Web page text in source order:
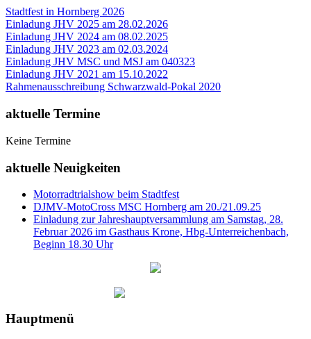
Stadtfest in Hornberg 2026
Einladung JHV 2025 am 28.02.2026
Einladung JHV 2024 am 08.02.2025
Einladung JHV 2023 am 02.03.2024
Einladung JHV MSC und MSJ am 040323
Einladung JHV 2021 am 15.10.2022
Rahmenausschreibung Schwarzwald-Pokal 2020
aktuelle Termine
Keine Termine
aktuelle Neuigkeiten
Motorradtrialshow beim Stadtfest
DJMV-MotoCross MSC Hornberg am 20./21.09.25
Einladung zur Jahreshauptversammlung am Samstag, 28.
Februar 2026 im Gasthaus Krone, Hbg-Unterreichenbach,
Beginn 18.30 Uhr
Hauptmenü